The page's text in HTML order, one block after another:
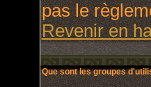
pas le
Revenir en
Que sont les groupes